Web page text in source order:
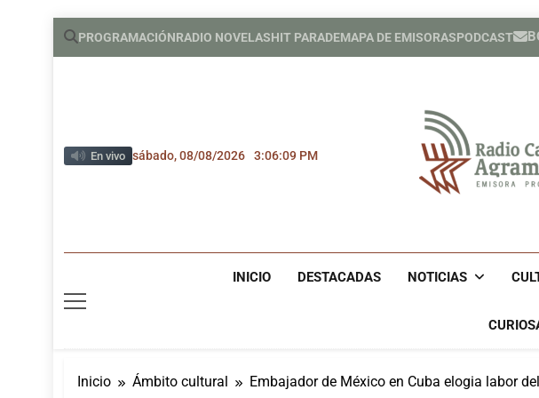
Saltar
PROGRAMACIÓNRADIO NOVELASHIT PARADEMAPA DE EMISORASPODCAST
En vivo sábado, 08/08/2026 3:06:10 PM
INICIO DESTACADAS NOTICIAS
Inicio Ámbito cultural Embajador de México en Cuba elogia labor